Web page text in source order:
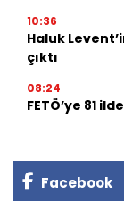
10:36
Haluk
çıktı
08:24
FETÖ’ye 81
Facebook